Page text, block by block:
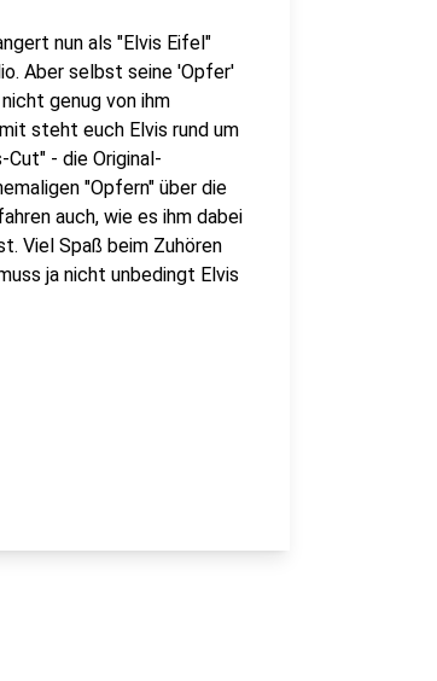
nun als "Elvis Eifel"
Aber selbst seine 'Opfer'
genug von ihm
steht euch Elvis rund um
- die Original-
"Opfern" über die
auch, wie es ihm dabei
Viel Spaß beim Zuhören
ja nicht unbedingt Elvis